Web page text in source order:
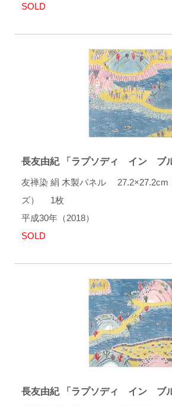
SOLD
長友由紀 「ラプソディ イン ブル
友禅染 絹 木製パネル 27.2×27.2cm
ズ） 1枚
平成30年（2018）
SOLD
長友由紀 「ラプソディ イン ブル